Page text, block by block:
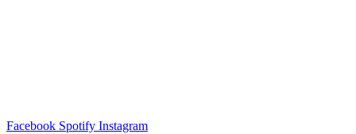
Facebook Spotify Instagram